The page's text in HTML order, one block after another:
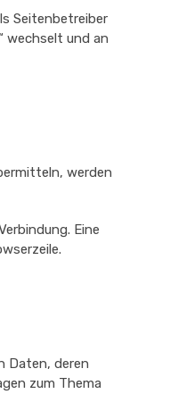
Seitenbetreiber
wechselt und an
werden
Eine
Daten, deren
zum Thema